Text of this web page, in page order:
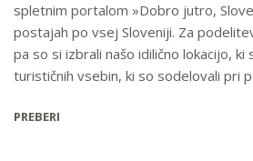
spletnim portalom »Dobro jutro,
postajah po vsej Sloveniji. Za
pa so si izbrali našo idilično lokacijo, ki
turističnih vsebin, ki so sodelovali pri
PREBERI